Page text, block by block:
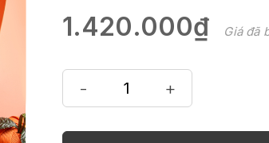
1.420.000₫ Giá đã
- +